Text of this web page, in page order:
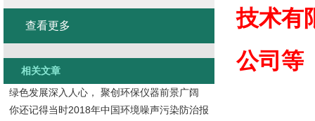
技术有
公司等
查看更多
相关文章
绿色发展深入人心， 聚创环保仪器前景广阔
你还记得当时2018年中国环境噪声污染防治报